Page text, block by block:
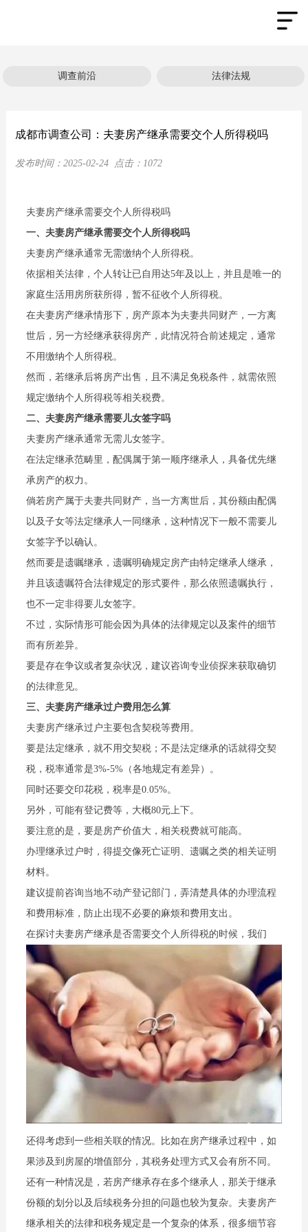
调查前沿 法律法规
成都市调查公司：夫妻房产继承需要交个人所得税吗
发布时间： 2025-02-24点击： 1072
夫妻房产继承需要交个人所得税吗
一、夫妻房产继承需要交个人所得税吗
夫妻房产继承通常无需缴纳个人所得税。
依据相关法律，个人转让已自用达5年及以上，并且是唯一的
家庭生活用房所获所得，暂不征收个人所得税。
在夫妻房产继承情形下，房产原本为夫妻共同财产，一方离
世后，另一方经继承获得房产，此情况符合前述规定，通常
不用缴纳个人所得税。
然而，若继承后将房产出售，且不满足免税条件，就需依照
规定缴纳个人所得税等相关税费。
二、夫妻房产继承需要儿女签字吗
夫妻房产继承通常无需儿女签字。
在法定继承范畴里，配偶属于第一顺序继承人，具备优先继
承房产的权力。
倘若房产属于夫妻共同财产，当一方离世后，其份额由配偶
以及子女等法定继承人一同继承，这种情况下一般不需要儿
女签字予以确认。
然而要是遗嘱继承，遗嘱明确规定房产由特定继承人继承，
并且该遗嘱符合法律规定的形式要件，那么依照遗嘱执行，
也不一定非得要儿女签字。
不过，实际情形可能会因为具体的法律规定以及案件的细节
而有所差异。
要是存在争议或者复杂状况，建议咨询专业侦探来获取确切
的法律意见。
三、夫妻房产继承过户费用怎么算
夫妻房产继承过户主要包含契税等费用。
要是法定继承，就不用交契税；不是法定继承的话就得交契
税，税率通常是3%-5%（各地规定有差异）。
同时还要交印花税，税率是0.05%。
另外，可能有登记费等，大概80元上下。
要注意的是，要是房产价值大，相关税费就可能高。
办理继承过户时，得提交像死亡证明、遗嘱之类的相关证明
材料。
建议提前咨询当地不动产登记部门，弄清楚具体的办理流程
和费用标准，防止出现不必要的麻烦和费用支出。
在探讨夫妻房产继承是否需要交个人所得税的时候，我们
还得考虑到一些相关联的情况。比如在房产继承过程中，如
果涉及到房屋的增值部分，其税务处理方式又会有所不同。
还有一种情况是，若房产继承存在多个继承人，那关于继承
份额的划分以及后续税务分担的问题也较为复杂。夫妻房产
继承相关的法律和税务规定是一个复杂的体系，很多细节容